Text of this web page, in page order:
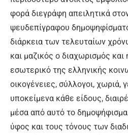
φορά διεγράφη απειλητικά
ψευδεπίγραφου
διάρκεια των τελευταίων
και μαζικός ο διαχωρισμός
εσωτερικό της ελληνικής
οικογένειες, σύλλογοι, χωριά,
υποκείμενα κάθε είδους,
μέσα από αυτό το
ύφος και τους τόνους των